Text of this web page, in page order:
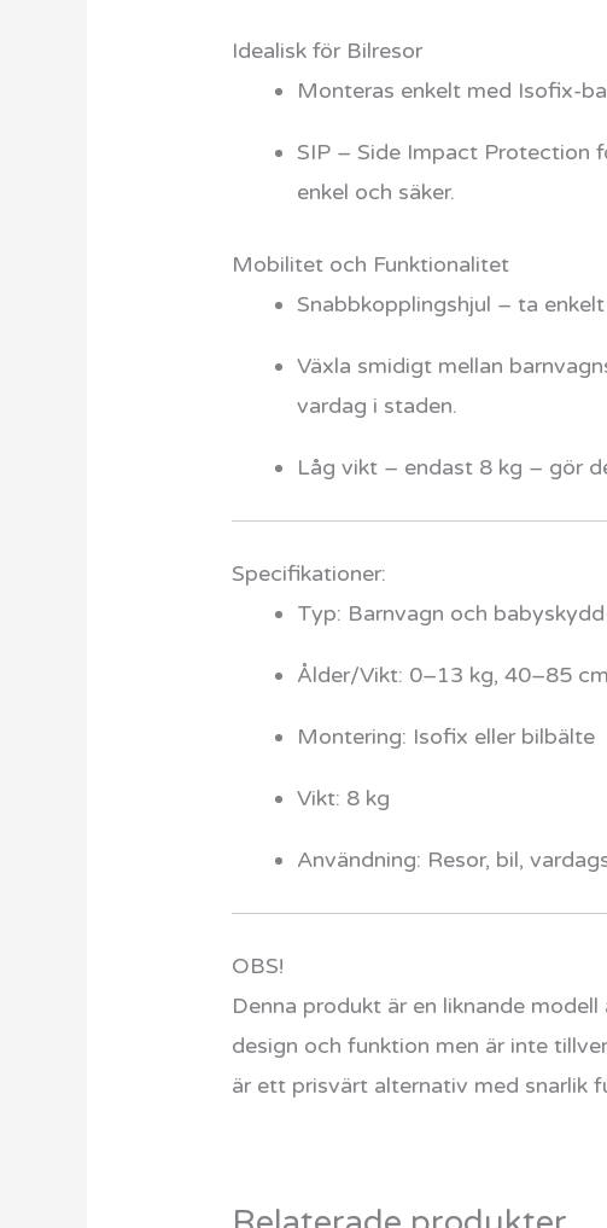
Idealisk för Bilresor
Monteras enkelt med Isofix-
SIP – Side Impact Protection
enkel och säker.
Mobilitet och Funktionalitet
Snabbkopplingshjul – ta
Växla smidigt mellan
vardag i staden.
Låg vikt – endast 8 kg – gör
Specifikationer:
Typ: Barnvagn och
Ålder/Vikt: 0–13 kg, 40–85
Montering: Isofix eller bilbälte
Vikt: 8 kg
Användning: Resor, bil,
OBS!
Denna produkt är en liknande
design och funktion men är inte
är ett prisvärt alternativ med snarlik